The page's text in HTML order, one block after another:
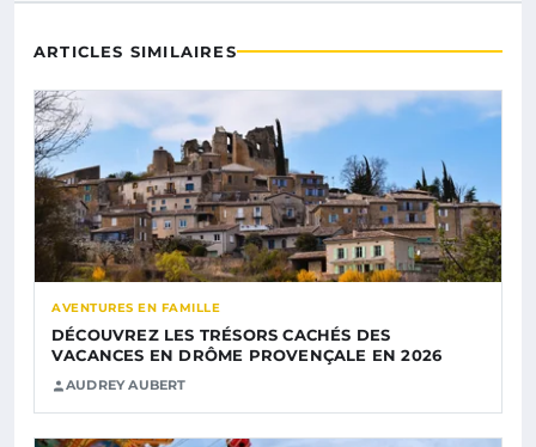
ARTICLES SIMILAIRES
AVENTURES EN FAMILLE
DÉCOUVREZ LES TRÉSORS CACHÉS DES
VACANCES EN DRÔME PROVENÇALE EN 2026
AUDREY AUBERT